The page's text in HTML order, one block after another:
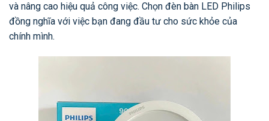
và nâng cao hiệu quả công việc. Chọn đèn bàn LED Philips
đồng nghĩa với việc bạn đang đầu tư cho sức khỏe của
chính mình.